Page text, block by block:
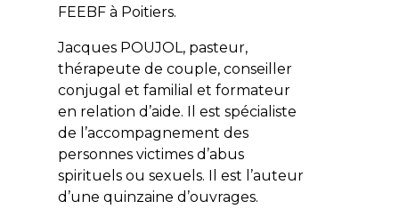
FEEBF à Poitiers.
Jacques POUJOL, pasteur,
thérapeute de couple, conseiller
conjugal et familial et formateur
en relation d’aide. Il est spécialiste
de l’accompagnement des
personnes victimes d’abus
spirituels ou sexuels. Il est l’auteur
d’une quinzaine d’ouvrages.